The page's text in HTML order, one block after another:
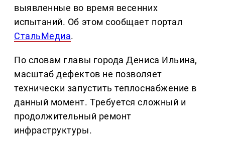
выявленные во время весенних
испытаний. Об этом сообщает портал
СтальМедиа.
По словам главы города Дениса Ильина,
масштаб дефектов не позволяет
технически запустить теплоснабжение в
данный момент. Требуется сложный и
продолжительный ремонт
инфраструктуры.